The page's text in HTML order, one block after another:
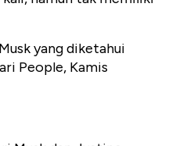
yang diketahui
People, Kamis